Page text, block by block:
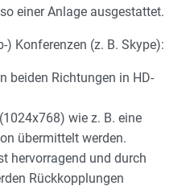
einer Anlage ausgestattet.
) Konferenzen (z. B. Skype):
beiden Richtungen in HD-
wie z. B. eine
übermittelt werden.
hervorragend und durch
Rückkopplungen